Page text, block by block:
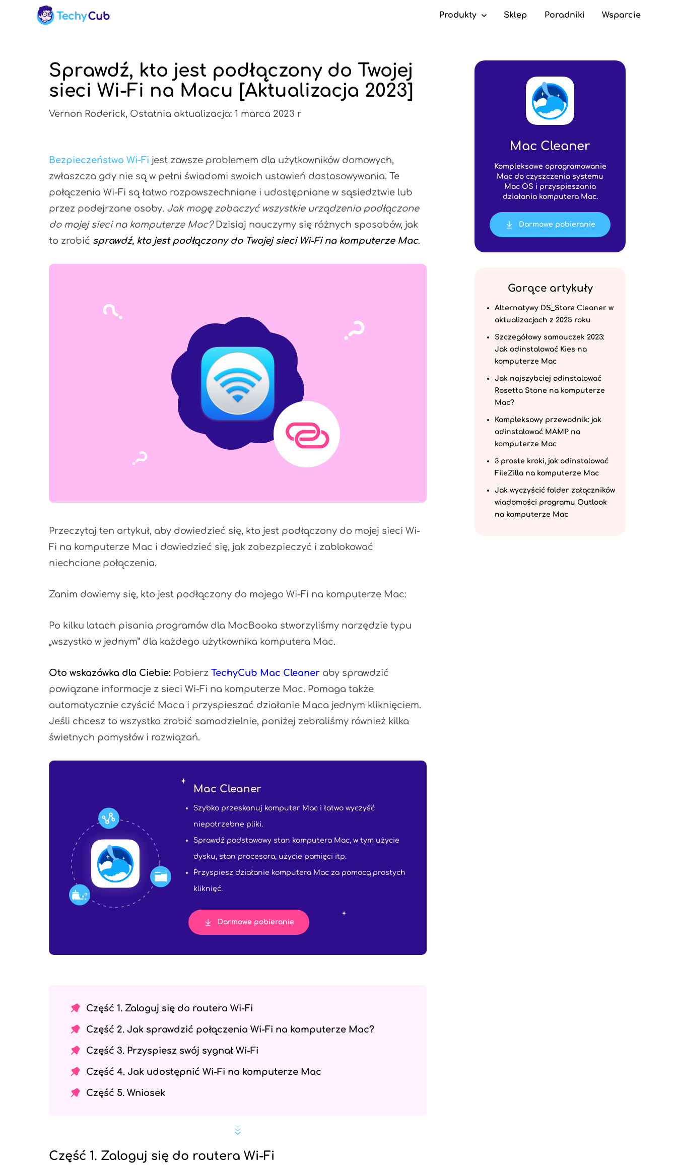
Produkty
Mac Cleaner
Sklep Poradniki Wsparcie
Sprawdź, kto jest podłączony do Twojej
sieci Wi-Fi na Macu [Aktualizacja 2023]
Vernon Roderick, Ostatnia aktualizacja: 1 marca 2023 r
Bezpieczeństwo Wi-Fi jest zawsze problemem dla użytkowników domowych,
zwłaszcza gdy nie są w pełni świadomi swoich ustawień dostosowywania. Te
połączenia Wi-Fi są łatwo rozpowszechniane i udostępniane w sąsiedztwie lub
przez podejrzane osoby. Jak mogę zobaczyć wszystkie urządzenia podłączone
do mojej sieci na komputerze Mac?Dzisiaj nauczymy się różnych sposobów, jak
to zrobić sprawdź, kto jest podłączony do Twojej sieci Wi-Fi na komputerze Mac.
Przeczytaj ten artykuł, aby dowiedzieć się, kto jest podłączony do mojej sieci Wi-
Fi na komputerze Mac i dowiedzieć się, jak zabezpieczyć i zablokować
niechciane połączenia.
Zanim dowiemy się, kto jest podłączony do mojego Wi-Fi na komputerze Mac:
Po kilku latach pisania programów dla MacBooka stworzyliśmy narzędzie typu
„wszystko w jednym” dla każdego użytkownika komputera Mac.
Oto wskazówka dla Ciebie: Pobierz TechyCub Mac Cleaner aby sprawdzić
powiązane informacje z sieci Wi-Fi na komputerze Mac. Pomaga także
automatycznie czyścić Maca i przyspieszać działanie Maca jednym kliknięciem.
Jeśli chcesz to wszystko zrobić samodzielnie, poniżej zebraliśmy również kilka
świetnych pomysłów i rozwiązań.
Mac Cleaner
Szybko przeskanuj komputer Mac i łatwo wyczyść
niepotrzebne pliki.
Sprawdź podstawowy stan komputera Mac, w tym użycie
dysku, stan procesora, użycie pamięci itp.
Przyspiesz działanie komputera Mac za pomocą prostych
kliknięć.
Darmowe pobieranie
Część 1. Zaloguj się do routera Wi-Fi
Część 2. Jak sprawdzić połączenia Wi-Fi na komputerze Mac?
Część 3. Przyspiesz swój sygnał Wi-Fi
Część 4. Jak udostępnić Wi-Fi na komputerze Mac
Część 5. Wniosek
Część 1. Zaloguj się do routera Wi-Fi
Mac Cleaner
Kompleksowe oprogramowanie
Mac do czyszczenia systemu
Mac OS i przyspieszania
działania komputera Mac.
Darmowe pobieranie
Gorące artykuły
Alternatywy DS_Store Cleaner w
aktualizacjach z 2025 roku
Szczegółowy samouczek 2023:
Jak odinstalować Kies na
komputerze Mac
Jak najszybciej odinstalować
Rosetta Stone na komputerze
Mac?
Kompleksowy przewodnik: jak
odinstalować MAMP na
komputerze Mac
3 proste kroki, jak odinstalować
FileZilla na komputerze Mac
Jak wyczyścić folder załączników
wiadomości programu Outlook
na komputerze Mac